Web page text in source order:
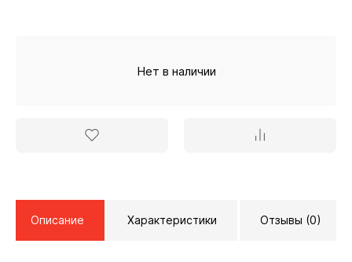
Нет в наличии
Описание Характеристики Отзывы (0)